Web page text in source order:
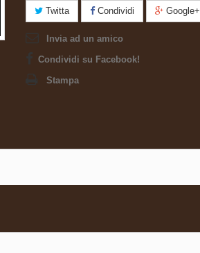
Twitta Condividi Google+
Invia ad un amico
Condividi su Facebook!
Stampa